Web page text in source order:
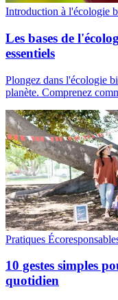
Introduction à l'écologie
Les bases de
essentiels
Plongez dans l'écologie
planète. Comprenez
Pratiques
10 gestes simples
quotidien